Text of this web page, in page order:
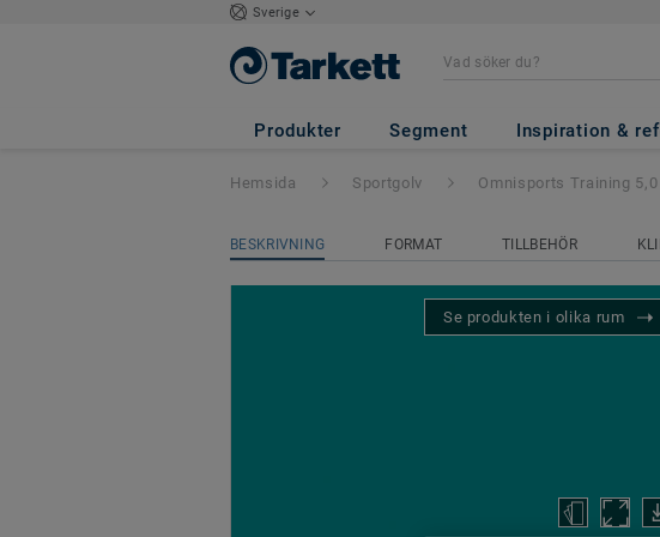
Sverige
Produkter Segment Inspiration &
Omnisports Training 5,0
Hemsida Sportgolv Omnisports Training 5,0
BESKRIVNING FORMAT TILLBEHÖR
Se produkten i olika rum